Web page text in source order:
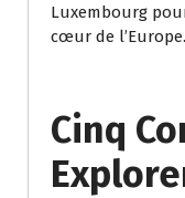
Luxembourg
cœur de l’Europe.
Cinq